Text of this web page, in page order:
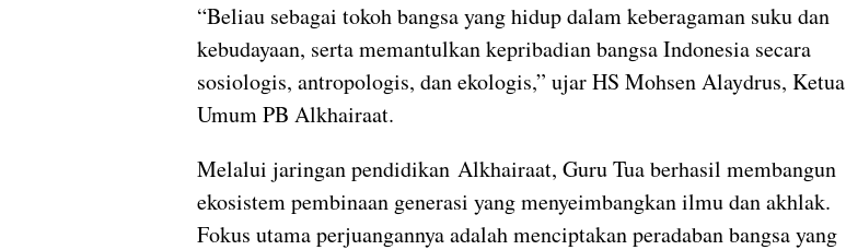
“Beliau sebagai tokoh bangsa yang hidup dalam keberagaman suku dan
kebudayaan, serta memantulkan kepribadian bangsa Indonesia secara
sosiologis, antropologis, dan ekologis,” ujar HS Mohsen Alaydrus, Ketua
Umum PB Alkhairaat.
Melalui jaringan pendidikan Alkhairaat, Guru Tua berhasil membangun
ekosistem pembinaan generasi yang menyeimbangkan ilmu dan akhlak.
Fokus utama perjuangannya adalah menciptakan peradaban bangsa yang